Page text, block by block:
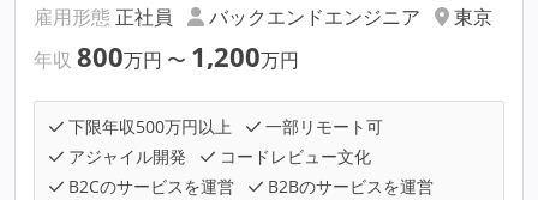
雇用形態 正社員 バックエンドエンジニア
東京
年収 800万円 〜 1,200万円
下限年収500万円以上
一部リモート可
アジャイル開発
コードレビュー文化
B2Cのサービスを運営
B2Bのサービスを運営